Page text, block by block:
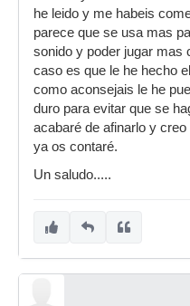
he leido y me habeis
parece que se usa mas
sonido y poder jugar mas
caso es que le he hecho
como aconsejais le he
duro para evitar que se
acabaré de afinarlo y
ya os contaré.
Un saludo.....